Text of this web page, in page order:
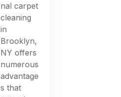
nal carpet
cleaning
in
Brooklyn,
NY offers
numerous
advantage
s that